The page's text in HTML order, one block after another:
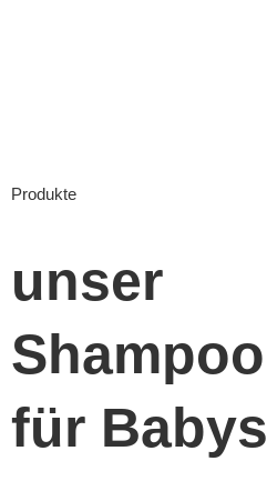
Produkte
unser
Shampoo
für Babys